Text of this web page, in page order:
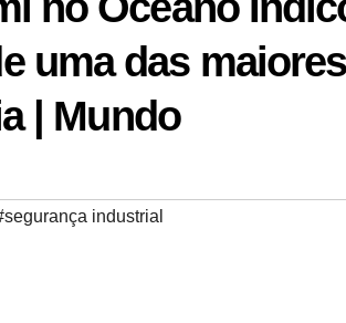
uma das
| Mundo
industrial